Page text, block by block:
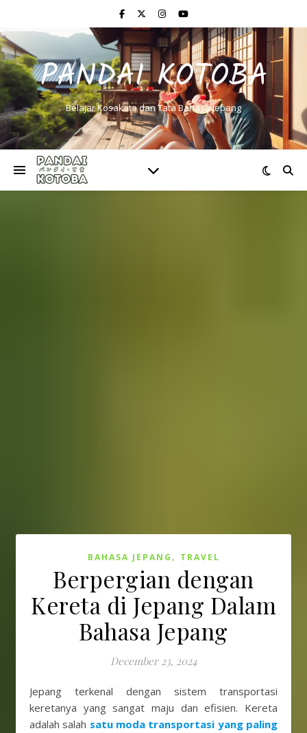
PANDAI KOTOBA
Belajar Kosakata dan Tata Bahasa Jepang
BAHASA JEPANG , TRAVEL
Berpergian dengan
Kereta di Jepang Dalam
Bahasa Jepang
December 23, 2024
Jepang terkenal dengan sistem transportasi
keretanya yang sangat maju dan efisien. Kereta
adalah salah satu moda transportasi yang paling